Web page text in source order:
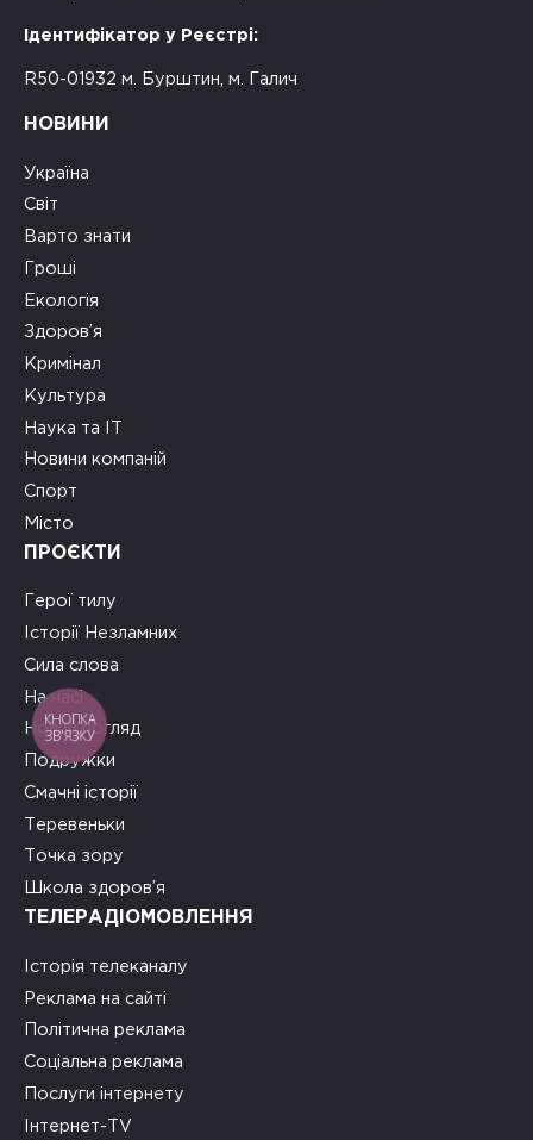
Ідентифікатор у Реєстрі:
R50-01932 м. Бурштин, м. Галич
НОВИНИ
Україна
Світ
Варто знати
Гроші
Екологія
Здоров’я
Кримінал
Культура
Наука та ІТ
Новини компаній
Спорт
Місто
ПРОЄКТИ
Герої тилу
Історії Незламних
Сила слова
На часі
Новий погляд
Подружки
Смачні історії
Теревеньки
Точка зору
Школа здоров’я
ТЕЛЕРАДІОМОВЛЕННЯ
Історія телеканалу
Реклама на сайті
Політична реклама
Соціальна реклама
Послуги інтернету
Інтернет-TV
КНОПКА
ЗВ'ЯЗКУ